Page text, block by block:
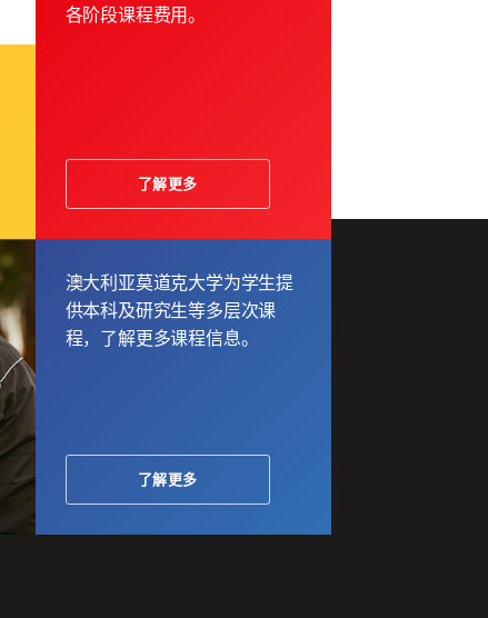
各阶段课程费用。
了解更多
澳大利亚莫道克大学为学生提
供本科及研究生等多层次课
程，了解更多课程信息。
了解更多